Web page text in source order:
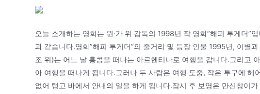
오늘 소개하는 영화는 원·가 위 감독의 1998년 작 영화”해피 투게더”
과 같습니다.영화”해피 투게더”의 줄거리 및 등장 인물 1995년, 이별
조 위)는 어느 날 홍콩을 떠나는 아르헨티나로 여행을 갑니다.그리고
아 여행을 떠나게 됩니다.그러나 두 사람은 여행 도중, 작은 투구에
없어 탱고 바에서 안내의 일을 하게 됩니다.잠시 후 보영은 만신창이